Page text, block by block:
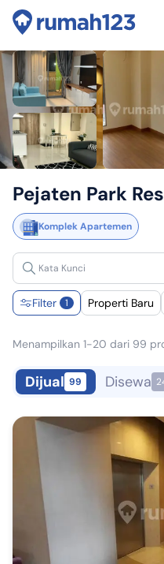
Pejaten Park
Komplek Apartemen
Filter 1 Properti Baru
Menampilkan 1-20 dari 99
Dijual 99 Disewa